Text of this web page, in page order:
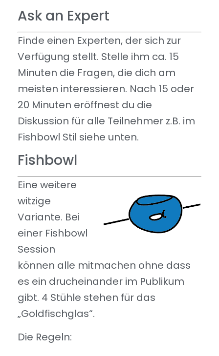
Ask an Expert
Finde einen Experten, der sich zur
Verfügung stellt. Stelle ihm ca. 15
Minuten die Fragen, die dich am
meisten interessieren. Nach 15 oder
20 Minuten eröffnest du die
Diskussion für alle Teilnehmer z.B. im
Fishbowl Stil siehe unten.
Fishbowl
Eine weitere
witzige
Variante. Bei
einer Fishbowl
Session
können alle mitmachen ohne dass
es ein drucheinander im Publikum
gibt. 4 Stühle stehen für das
„Goldfischglas“.
Die Regeln: